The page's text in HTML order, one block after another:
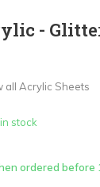
-
all Acrylic Sheets
stock
ordered before